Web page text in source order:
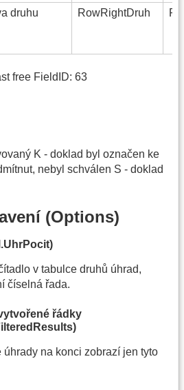
druhu RowRightDruh
free FieldID: 63
K - doklad byl označen ke
nebyl schválen S - doklad
(Options)
v tabulce druhů úhrad,
číselná řada.
řádky
úhrady na konci zobrazí jen tyto